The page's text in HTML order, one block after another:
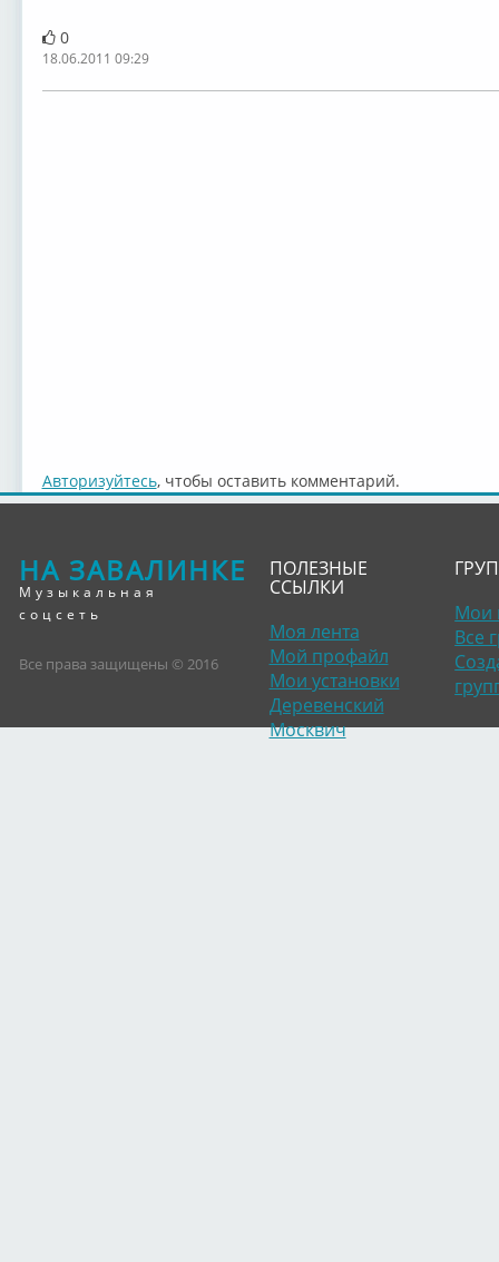
0
18.06.2011 09:29
Авторизуйтесь, чтобы оставить комментарий.
НА ЗАВАЛИНКЕ
Музыкальная
соцсеть
Все права защищены © 2016
ПОЛЕЗНЫЕ
ССЫЛКИ
Моя лента
Мой профайл
Мои установки
Деревенский
Москвич
Мои
Все